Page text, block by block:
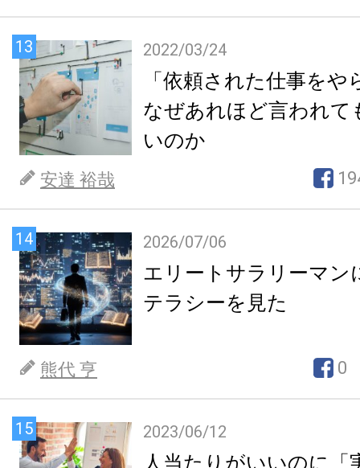
13 2022/03/24
「依頼された仕事を
なぜあれほど言われて
いのか
安達 裕哉
14 2026/07/06
エリートサラリーマン
テラシーを見た
熊代 亨 0
15 2023/06/12
人当たりがいいのに「